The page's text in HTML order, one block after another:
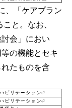
、「ケアプラン
と。なお、
会」におい
の機能とセキ
たものを含